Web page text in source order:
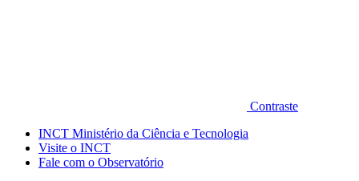
Contraste
INCT Ministério da Ciência e Tecnologia
Visite o INCT
Fale com o Observatório